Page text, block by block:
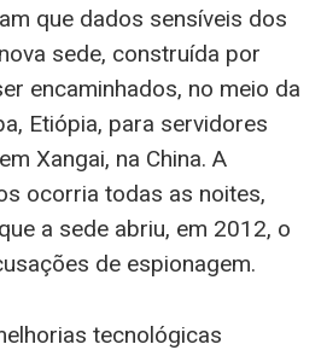
que dados sensíveis dos
sede, construída por
encaminhados, no meio da
Etiópia, para servidores
Xangai, na China. A
ocorria todas as noites,
a sede abriu, em 2012, o
de espionagem.
tecnológicas